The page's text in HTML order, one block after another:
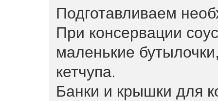
Подготавливаем
При консервации
маленькие
кетчупа.
Банки и крышки для